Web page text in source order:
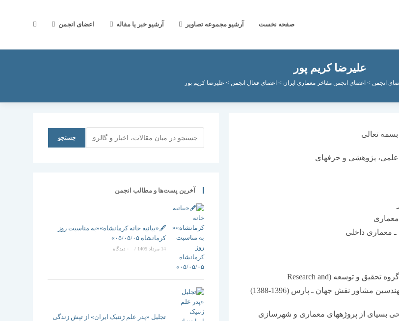
صفحه نخست آرشیو مجموعه تصاویر آرشیو خبر یا مقاله اعضای انجمن جستجوی
علیرضا کریم پور
انجمن > اعضای انجمن مفاخر معماری ایران > اعضای فعال انجمن > علیرضا کریم پور
بسمه تعالی
پژوهشی و حرفه­ای
معماری داخلی
1- کارشناس ارشد طراحی و مدیر گروه تحقیق و توسعه (Research and
جستجو
آخرین پست‌ها و مطالب انجمن
🖋️«بیانیه خانه کرمانشاه»«به مناسبت روز
کرمانشاه ۰۵/۰۵/۰۵»
14 مرداد 1405 / ۰ دیدگاه
تجلیل «پدر علم ژنتیک ایران» از تپشِ زندگی